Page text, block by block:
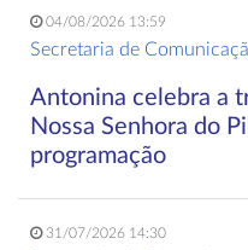
04/08/2026 13:59
Secretaria de
Antonina celebra a
Nossa Senhora do
programação
31/07/2026 14:30